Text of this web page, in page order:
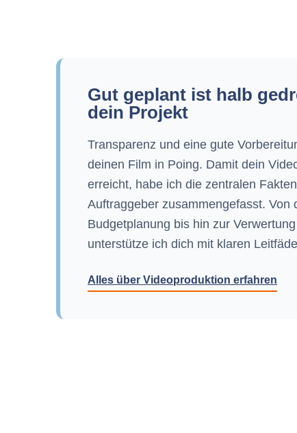
Gut geplant ist halb
dein Projekt
Transparenz und eine gute
deinen Film in Poing. Damit dein
erreicht, habe ich die zentralen
Auftraggeber zusammengefasst. Von
Budgetplanung bis hin zur
unterstütze ich dich mit klaren
Alles über Videoproduktion erfahren